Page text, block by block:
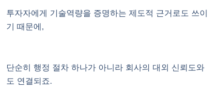
투자자에게 기술역량을 증명하는 제도적 근거로도 쓰이
기 때문에,
단순히 행정 절차 하나가 아니라 회사의 대외 신뢰도와
도 연결되죠.